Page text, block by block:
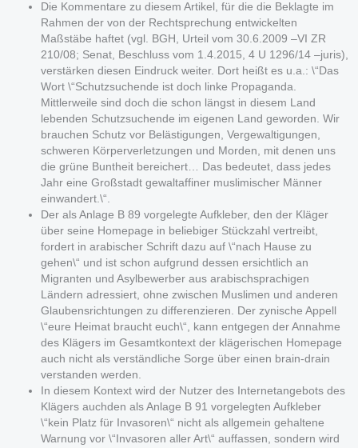
Die Kommentare zu diesem Artikel, für die die Beklagte im
Rahmen der von der Rechtsprechung entwickelten
Maßstäbe haftet (vgl. BGH, Urteil vom 30.6.2009 –VI ZR
210/08; Senat, Beschluss vom 1.4.2015, 4 U 1296/14 –juris),
verstärken diesen Eindruck weiter. Dort heißt es u.a.: \“Das
Wort \“Schutzsuchende ist doch linke Propaganda.
Mittlerweile sind doch die schon längst in diesem Land
lebenden Schutzsuchende im eigenen Land geworden. Wir
brauchen Schutz vor Belästigungen, Vergewaltigungen,
schweren Körperverletzungen und Morden, mit denen uns
die grüne Buntheit bereichert… Das bedeutet, dass jedes
Jahr eine Großstadt gewaltaffiner muslimischer Männer
einwandert.\“.
Der als Anlage B 89 vorgelegte Aufkleber, den der Kläger
über seine Homepage in beliebiger Stückzahl vertreibt,
fordert in arabischer Schrift dazu auf \“nach Hause zu
gehen\“ und ist schon aufgrund dessen ersichtlich an
Migranten und Asylbewerber aus arabischsprachigen
Ländern adressiert, ohne zwischen Muslimen und anderen
Glaubensrichtungen zu differenzieren. Der zynische Appell
\“eure Heimat braucht euch\“, kann entgegen der Annahme
des Klägers im Gesamtkontext der klägerischen Homepage
auch nicht als verständliche Sorge über einen brain-drain
verstanden werden.
In diesem Kontext wird der Nutzer des Internetangebots des
Klägers auchden als Anlage B 91 vorgelegten Aufkleber
\“kein Platz für Invasoren\“ nicht als allgemein gehaltene
Warnung vor \“Invasoren aller Art\“ auffassen, sondern wird